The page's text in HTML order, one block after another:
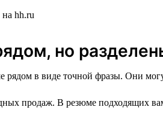
но
рядом в виде точной фразы. Они
продаж. В резюме подходящих